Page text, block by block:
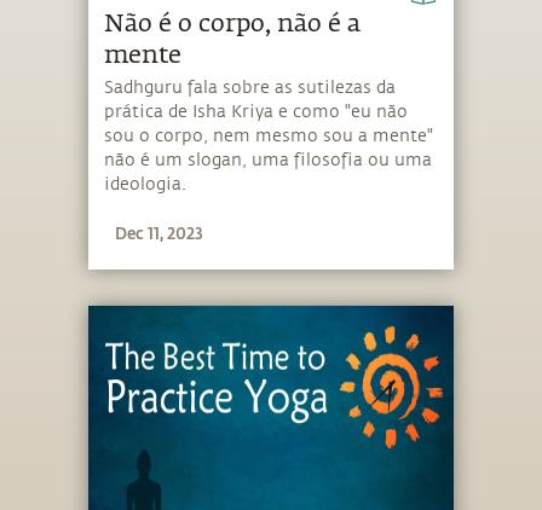
Não é o corpo, não é a
mente
Sadhguru fala sobre as sutilezas da
prática de Isha Kriya e como "eu não
sou o corpo, nem mesmo sou a mente"
não é um slogan, uma filosofia ou uma
ideologia.
Dec 11, 2023